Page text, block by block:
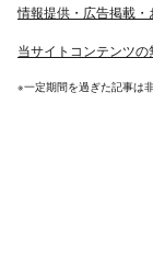
情報提供・広告掲載
当サイトコンテンツ
※一定期間を過ぎた記事は